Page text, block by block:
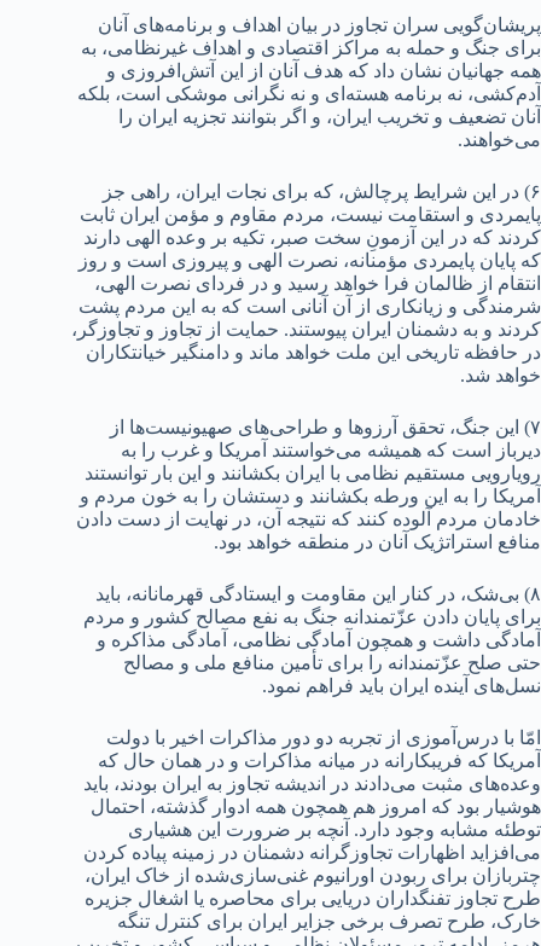
پریشان‌گویی سران تجاوز در بیان اهداف و برنامه‌های آنان
برای جنگ و حمله به مراکز اقتصادی و اهداف غیرنظامی، به
همه جهانیان نشان داد که هدف آنان از این آتش‌افروزی و
آدم‌کشی، نه برنامه هسته‌ای و نه نگرانی موشکی است، بلکه
آنان تضعیف و تخریب ایران، و اگر بتوانند تجزیه ایران را
می‌خواهند.
۶) در این شرایط پرچالش، که برای نجات ایران، راهی جز
پایمردی و استقامت نیست، مردم مقاوم و مؤمن ایران ثابت
کردند که در این آزمونِ سخت صبر، تکیه بر وعده الهی دارند
که پایان پایمردی مؤمنانه، نصرت الهی و پیروزی است و روز
انتقام از ظالمان فرا خواهد رسید و در فردای نصرت الهی،
شرمندگی و زیانکاری از آن آنانی است که به این مردم پشت
کردند و به دشمنان ایران پیوستند. حمایت از تجاوز و تجاوزگر،
در حافظه تاریخی این ملت خواهد ماند و دامنگیر خیانتکاران
خواهد شد.
۷) این جنگ، تحقق آرزوها و طراحی‌های صهیونیست‌ها از
دیرباز است که همیشه می‌خواستند آمریکا و غرب را به
رویارویی مستقیم نظامی با ایران بکشانند و این بار توانستند
آمریکا را به این ورطه بکشانند و دستشان را به خون مردم و
خادمان مردم آلوده کنند که نتیجه آن، در نهایت از دست دادن
منافع استراتژیک آنان در منطقه خواهد بود.
۸) بی‌شک، در کنار این مقاومت و ایستادگی قهرمانانه، باید
برای پایان دادن عزّتمندانه جنگ به نفع مصالح کشور و مردم
آمادگی داشت و همچون آمادگی نظامی، آمادگی مذاکره و
حتی صلح عزّتمندانه را برای تأمین منافع ملی و مصالح
نسل‌های آینده ایران باید فراهم نمود.
امّا با درس‌آموزی از تجربه دو دور مذاکرات اخیر با دولت
آمریکا که فریبکارانه در میانه مذاکرات و در همان حال که
وعده‌های مثبت می‌دادند در اندیشه تجاوز به ایران بودند، باید
هوشیار بود که امروز هم همچون همه ادوار گذشته، احتمال
توطئه مشابه وجود دارد. آنچه بر ضرورت این هشیاری
می‌افزاید اظهارات تجاوزگرانه دشمنان در زمینه پیاده کردن
چتربازان برای ربودن اورانیوم غنی‌سازی‌شده از خاک ایران،
طرح تجاوز تفنگداران دریایی برای محاصره یا اشغال جزیره
خارک، طرح تصرف برخی جزایر ایران برای کنترل تنگه